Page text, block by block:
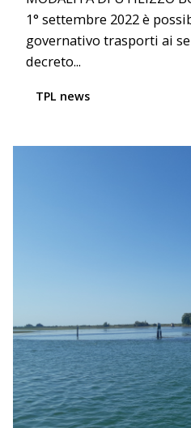
1° settembre 2022 è
governativo trasporti ai
decreto...
TPL news